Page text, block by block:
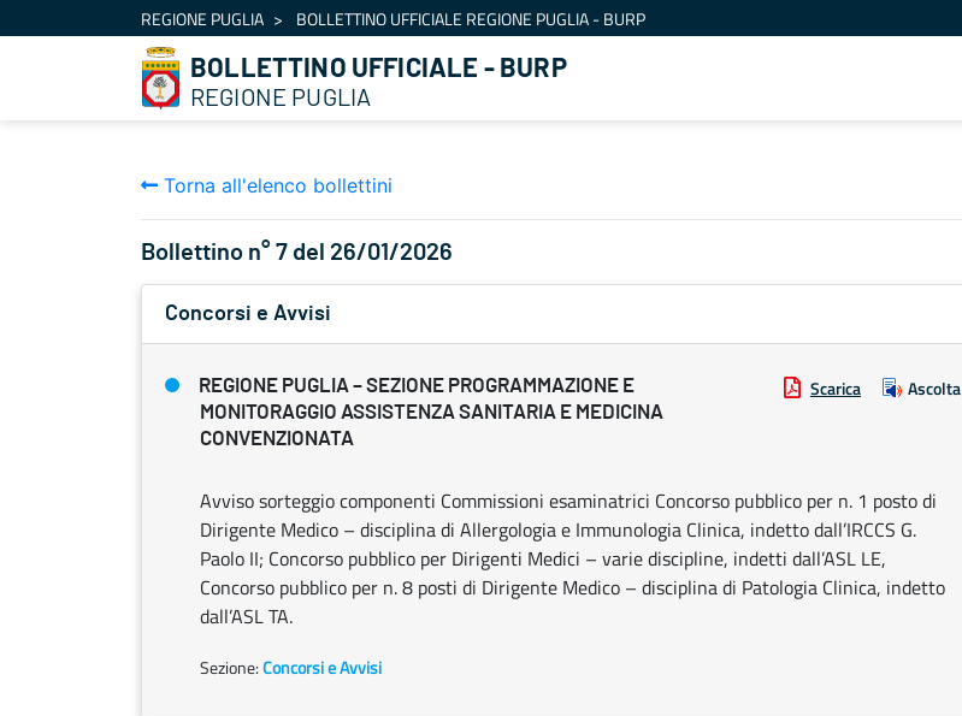
Salta al contenutoREGIONE PUGLIA BOLLETTINO UFFICIALE REGIONE PUGLIA - BURP
BOLLETTINO UFFICIALE - BURP
REGIONE PUGLIA
Torna all'elenco bollettini
Bollettino n° 7 del 26/01/2026
Concorsi e Avvisi
REGIONE PUGLIA – SEZIONE PROGRAMMAZIONE E
MONITORAGGIO ASSISTENZA SANITARIA E MEDICINA
CONVENZIONATA
Scarica Ascolta
Avviso sorteggio componenti Commissioni esaminatrici Concorso pubblico per n. 1 posto di
Dirigente Medico – disciplina di Allergologia e Immunologia Clinica, indetto dall’IRCCS G.
Paolo II; Concorso pubblico per Dirigenti Medici – varie discipline, indetti dall’ASL LE,
Concorso pubblico per n. 8 posti di Dirigente Medico – disciplina di Patologia Clinica, indetto
dall’ASL TA.
Sezione:Concorsi e Avvisi